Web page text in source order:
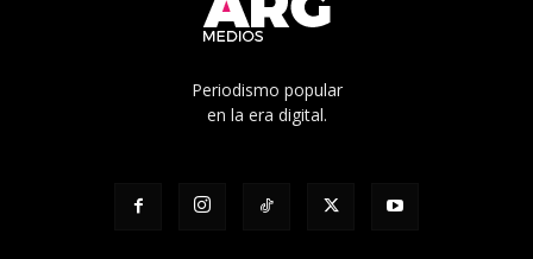
Periodismo popular
en la era digital.